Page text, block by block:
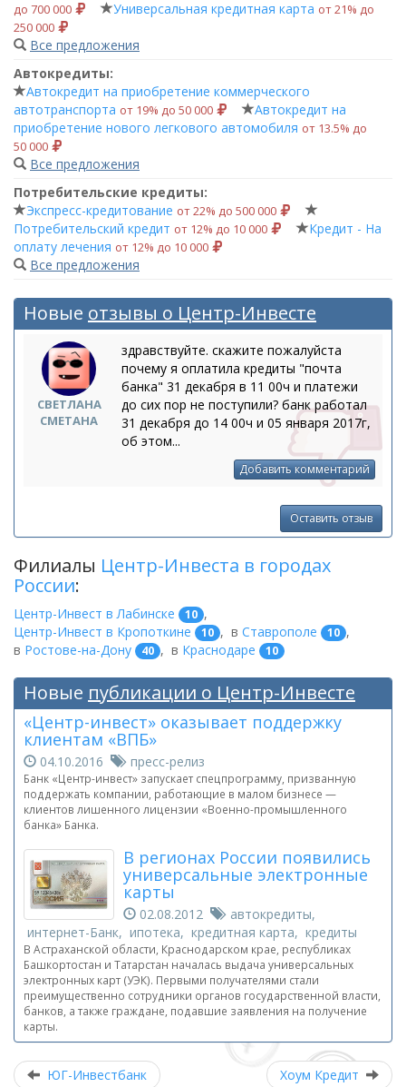
до 700 000 Универсальная кредитная карта от 21% до
250 000
Все предложения
Автокредиты:
Автокредит на приобретение коммерческого
автотранспорта от 19% до 50 000
Автокредит на
приобретение нового легкового автомобиля от 13.5% до
50 000
Все предложения
Потребительские кредиты:
Экспресс-кредитование от 22% до 500 000
Потребительский кредит от 12% до 10 000
Кредит - На
оплату лечения от 12% до 10 000
Все предложения
Новые отзывы о Центр-Инвесте
СВЕТЛАНА
СМЕТАНА
здравствуйте. скажите пожалуйста
почему я оплатила кредиты "почта
банка" 31 декабря в 11 00ч и платежи
до сих пор не поступили? банк работал
31 декабря до 14 00ч и 05 января 2017г,
об этом...
Добавить комментарий
Оставить отзыв
Филиалы Центр-Инвеста в городах
России:
Центр-Инвест в Лабинске 10 ,
Центр-Инвест в Кропоткине
10 , в Ставрополе 10 ,
в Ростове-на-Дону 40 , в Краснодаре 10
Новые публикации о Центр-Инвесте
«Центр-инвест» оказывает поддержку
клиентам «ВПБ»
04.10.2016 пресс-релиз
Банк «Центр-инвест» запускает спецпрограмму, призванную
поддержать компании, работающие в малом бизнесе —
клиентов лишенного лицензии «Военно-промышленного
банка» Банка.
В регионах России появились
универсальные электронные
карты
02.08.2012
автокредиты,
интернет-Банк, ипотека, кредитная карта, кредиты
В Астраханской области, Краснодарском крае, республиках
Башкортостан и Татарстан началась выдача универсальных
электронных карт (УЭК). Первыми получателями стали
преимущественно сотрудники органов государственной власти,
банков, а также граждане, подавшие заявления на получение
карты.
ЮГ-Инвестбанк Хоум Кредит